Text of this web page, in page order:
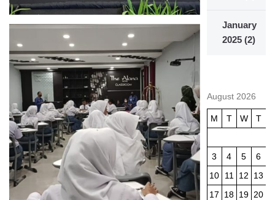
January
2025(2)
August 2026
M T W T
3 4 5 6
10
11 12 13
17
18 19 20